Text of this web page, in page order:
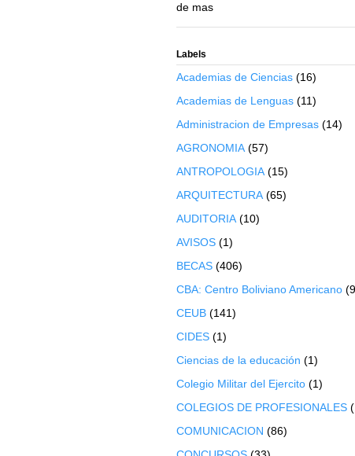
de mas
Labels
Academias de Ciencias (16)
Academias de Lenguas (11)
Administracion de Empresas (14)
AGRONOMIA (57)
ANTROPOLOGIA (15)
ARQUITECTURA (65)
AUDITORIA (10)
AVISOS (1)
BECAS (406)
CBA: Centro Boliviano Americano
CEUB (141)
CIDES (1)
Ciencias de la educación (1)
Colegio Militar del Ejercito (1)
COLEGIOS DE PROFESIONALES
COMUNICACION (86)